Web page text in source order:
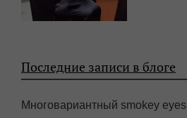
Последние записи в блоге
Многовариантный smokey eyes